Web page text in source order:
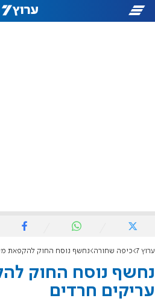
ערוץ 7 כיפה שחורה נחשף נוסח החוק להקפאת
נחשף נוסח החוק
עריקים חרדים